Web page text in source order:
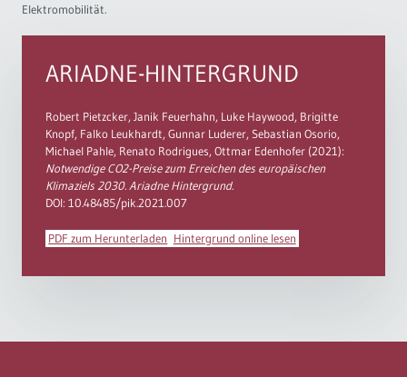
Elektromobilität.
ARIADNE-HINTERGRUND
Robert Pietzcker, Janik Feuerhahn, Luke Haywood, Brigitte
Knopf, Falko Leukhardt, Gunnar Luderer, Sebastian Osorio,
Michael Pahle, Renato Rodrigues, Ottmar Edenhofer (2021):
Notwendige CO2-Preise zum Erreichen des europäischen
Klimaziels 2030. Ariadne Hintergrund.
DOI: 10.48485/pik.2021.007
PDF zum Herunterladen Hintergrund online lesen